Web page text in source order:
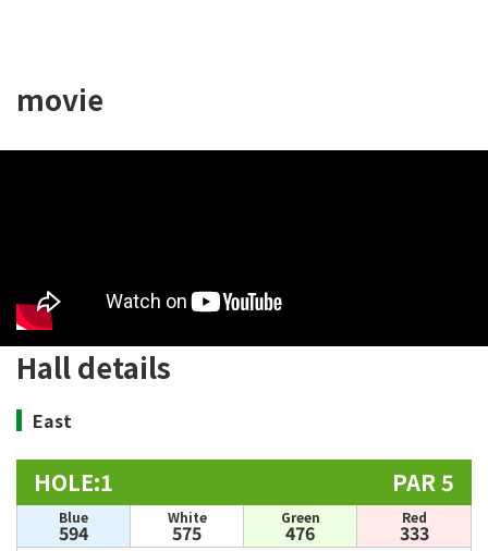
movie
Hall details
East
HOLE:1 PAR 5
Blue
594
White
575
Green
476
Red
333